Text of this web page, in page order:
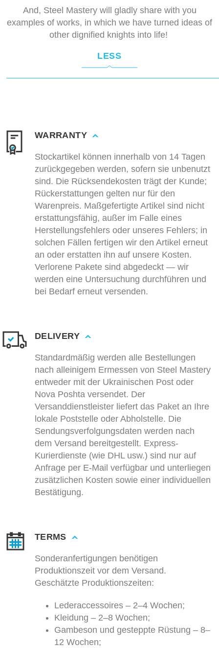
And, Steel Mastery will gladly share with you
examples of works, in which we have turned ideas of
other dignified knights into life!
LESS
WARRANTY
Stockartikel können innerhalb von 14 Tagen
zurückgegeben werden, sofern sie unbenutzt
sind. Die Rücksendekosten trägt der Kunde;
Rückerstattungen gelten nur für den
Warenpreis. Maßgefertigte Artikel sind nicht
erstattungsfähig, außer im Falle eines
Herstellungsfehlers oder unseres Fehlers; in
solchen Fällen fertigen wir den Artikel erneut
an oder erstatten ihn auf unsere Kosten.
Verlorene Pakete sind abgedeckt — wir
werden eine Untersuchung durchführen und
bei Bedarf erneut versenden.
DELIVERY
Standardmäßig werden alle Bestellungen
nach alleinigem Ermessen von Steel Mastery
entweder mit der Ukrainischen Post oder
Nova Poshta versendet. Der
Versanddienstleister liefert das Paket an Ihre
lokale Poststelle oder Abholstelle. Die
Sendungsverfolgungsdaten werden nach
dem Versand bereitgestellt. Express-
Kurierdienste (wie DHL usw.) sind nur auf
Anfrage per E-Mail verfügbar und unterliegen
zusätzlichen Kosten sowie einer individuellen
Bestätigung.
TERMS
Sonderanfertigungen benötigen
Produktionszeit vor dem Versand.
Geschätzte Produktionszeiten:
Lederaccessoires – 2–4 Wochen;
Kleidung – 2–8 Wochen;
Gambeson und gesteppte Rüstung – 8–
12 Wochen;